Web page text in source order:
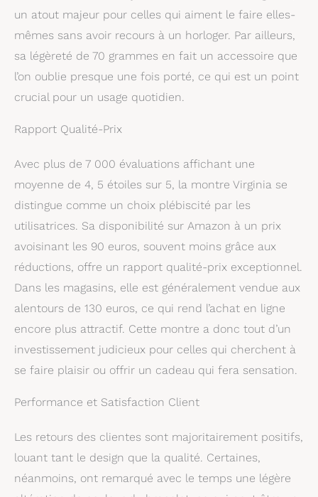
un atout majeur pour celles qui aiment le faire elles-
mêmes sans avoir recours à un horloger. Par ailleurs,
sa légèreté de 70 grammes en fait un accessoire que
l’on oublie presque une fois porté, ce qui est un point
crucial pour un usage quotidien.
Rapport Qualité-Prix
Avec plus de 7 000 évaluations affichant une
moyenne de 4, 5 étoiles sur 5, la montre Virginia se
distingue comme un choix plébiscité par les
utilisatrices. Sa disponibilité sur Amazon à un prix
avoisinant les 90 euros, souvent moins grâce aux
réductions, offre un rapport qualité-prix exceptionnel.
Dans les magasins, elle est généralement vendue aux
alentours de 130 euros, ce qui rend l’achat en ligne
encore plus attractif. Cette montre a donc tout d’un
investissement judicieux pour celles qui cherchent à
se faire plaisir ou offrir un cadeau qui fera sensation.
Performance et Satisfaction Client
Les retours des clientes sont majoritairement positifs,
louant tant le design que la qualité. Certaines,
néanmoins, ont remarqué avec le temps une légère